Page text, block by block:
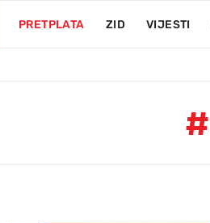
PRETPLATA ZID VIJESTI
#